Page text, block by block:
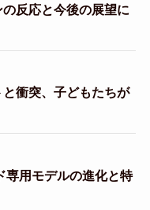
反応と今後の展望に
衝突、子どもたちが
専用モデルの進化と特